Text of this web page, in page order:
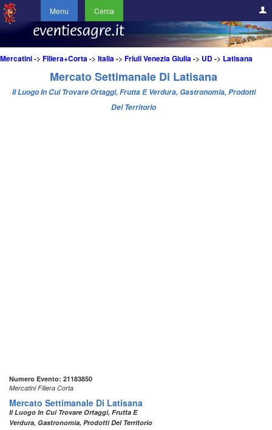
Menu Cerca
Mercatini-> Filiera+Corta-> Italia-> Friuli Venezia Giulia-> UD-> Latisana
Mercato Settimanale Di Latisana
Il Luogo In Cui Trovare Ortaggi, Frutta E Verdura, Gastronomia, Prodotti
Del Territorio
Numero Evento: 21183850
Mercatini Filiera Corta
Mercato Settimanale Di Latisana
Il Luogo In Cui Trovare Ortaggi, Frutta E
Verdura, Gastronomia, Prodotti Del Territorio